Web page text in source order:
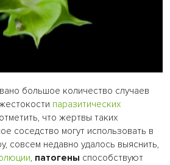
большое количество случаев
паразитических
что жертвы таких
соседство могут использовать в
совсем недавно удалось выяснить,
, патогены способствуют